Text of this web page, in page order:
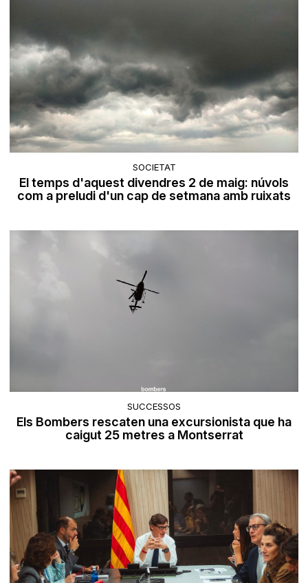
SOCIETAT
El temps d'aquest divendres 2 de maig: núvols
com a preludi d'un cap de setmana amb ruixats
SUCCESSOS
Els Bombers rescaten una excursionista que ha
caigut 25 metres a Montserrat